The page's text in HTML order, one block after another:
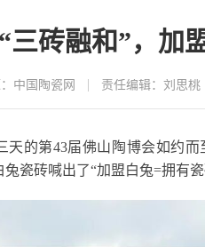
三砖融和”，加
中国陶瓷网 责任编辑：刘思桃
天的第43届佛山陶博会如约而
兔瓷砖喊出了“加盟白兔=拥有